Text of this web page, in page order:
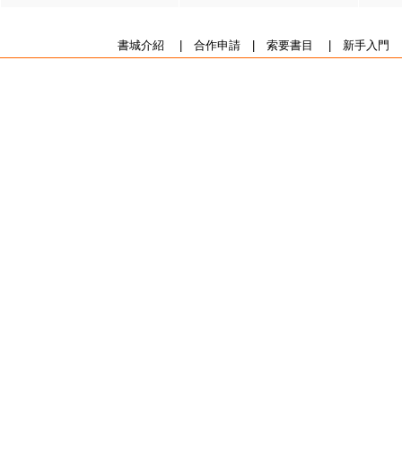
書城介紹 合作申請| 索要書目 新手入門